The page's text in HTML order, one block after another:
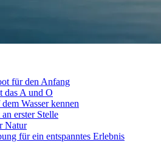
für den Anfang
das A und O
Wasser kennen
erster Stelle
Natur
für ein entspanntes Erlebnis